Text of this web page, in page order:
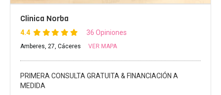
Clinica Norba
4.4 36 Opiniones
Amberes, 27, Cáceres VER MAPA
PRIMERA CONSULTA GRATUITA & FINANCIACIÓN A
MEDIDA